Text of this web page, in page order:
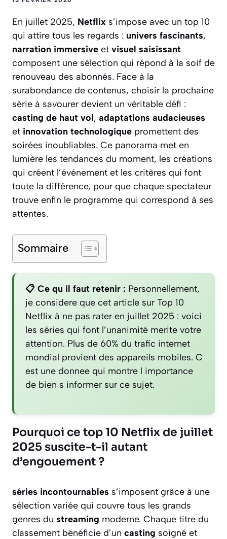
En juillet 2025, Netflix s’impose avec un top 10
qui attire tous les regards : univers fascinants,
narration immersive et visuel saisissant
composent une sélection qui répond à la soif de
renouveau des abonnés. Face à la
surabondance de contenus, choisir la prochaine
série à savourer devient un véritable défi :
casting de haut vol, adaptations audacieuses
et innovation technologique promettent des
soirées inoubliables. Ce panorama met en
lumière les tendances du moment, les créations
qui créent l’événement et les critères qui font
toute la différence, pour que chaque spectateur
trouve enfin le programme qui correspond à ses
attentes.
Sommaire
📋 Ce qu il faut retenir : Personnellement,
je considere que cet article sur Top 10
Netflix à ne pas rater en juillet 2025 : voici
les séries qui font l’unanimité merite votre
attention. Plus de 60% du trafic internet
mondial provient des appareils mobiles. C
est une donnee qui montre l importance
de bien s informer sur ce sujet.
Pourquoi ce top 10 Netflix de juillet
2025 suscite-t-il autant
d’engouement ?
séries incontournables s’imposent grâce à une
sélection variée qui couvre tous les grands
genres du streaming moderne. Chaque titre du
classement bénéficie d’un casting soigné et